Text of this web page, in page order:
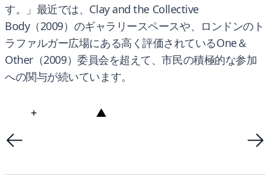
す。」最近では、Clay and the Collective
Body（2009）のギャラリースペースや、ロンドンのト
ラファルガー広場にある高く評価されているOne＆
Other（2009）委員会を超えて、市民の積極的な参加
への関与が続いています。
+ ▲